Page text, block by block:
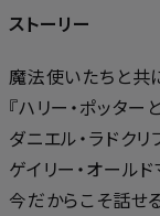
ストーリー
魔法使いたちと共
『ハリー・ポッタ
ダニエル・ラドク
ゲイリー・オールド
今だからこそ話せ